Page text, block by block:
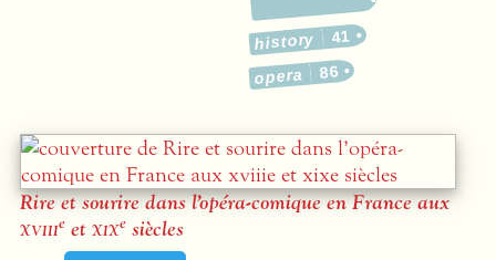
history 41
opera 86
Rire et sourire dans l’opéra-comique en France aux
xviiie et xixe siècles